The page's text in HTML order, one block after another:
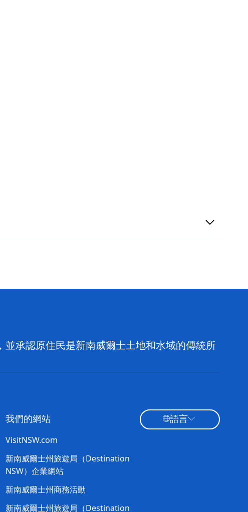
承認原住民是新南威爾士土地和水域的傳統所
我們的網站
VisitNSW.com
新南威爾士州旅遊局（Destination
NSW）企業網站​
新南威爾士州商務活動
新南威爾士州旅遊局（Destination
語言